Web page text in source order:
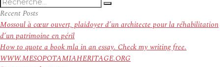
pour
:
Recherche
Recent Posts
Mossoul à cœur ouvert, plaidoyer d’un architecte pour la réhabilitation
d’un patrimoine en péril
How to quote a book mla in an essay. Check my writing free.
WWW.MESOPOTAMIAHERITAGE.ORG